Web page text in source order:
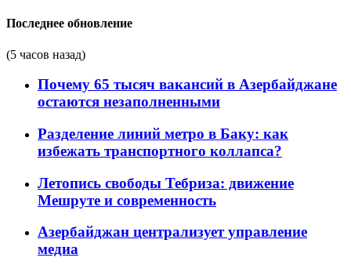
Последнее обновление
(5 часов назад)
Почему 65 тысяч вакансий в Азербайджане
остаются незаполненными
Разделение линий метро в Баку: как
избежать транспортного коллапса?
Летопись свободы Тебриза: движение
Мешруте и современность
Азербайджан централизует управление
медиа